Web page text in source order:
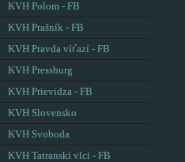
KVH Polom - FB
KVH Prašník - FB
KVH Pravda víťazí - FB
KVH Pressburg
KVH Prievidza - FB
KVH Slovensko
KVH Svoboda
KVH Tatranskí vlci - FB